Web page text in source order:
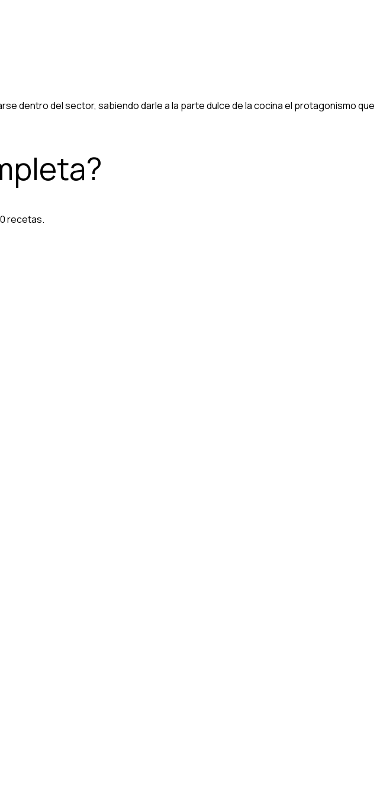
dentro del sector, sabiendo darle a la parte dulce de la cocina el protagonismo que
recetas.